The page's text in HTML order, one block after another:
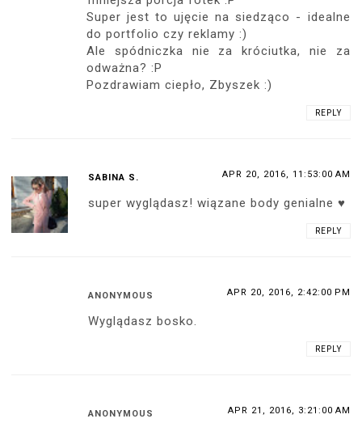
Super jest to ujęcie na siedząco - idealne
do portfolio czy reklamy :)
Ale spódniczka nie za króciutka, nie za
odważna? :P
Pozdrawiam ciepło, Zbyszek :)
REPLY
SABINA S. APR 20, 2016, 11:53:00 AM
super wyglądasz! wiązane body genialne ♥
REPLY
ANONYMOUS APR 20, 2016, 2:42:00 PM
Wyglądasz bosko.
REPLY
ANONYMOUS APR 21, 2016, 3:21:00 AM